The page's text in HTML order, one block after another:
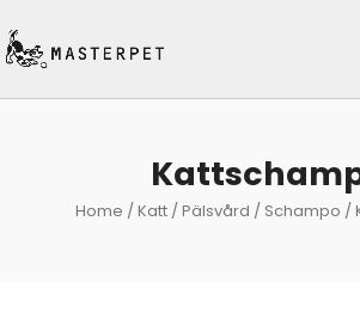
Home /Katt /Pälsvård / Schampo /